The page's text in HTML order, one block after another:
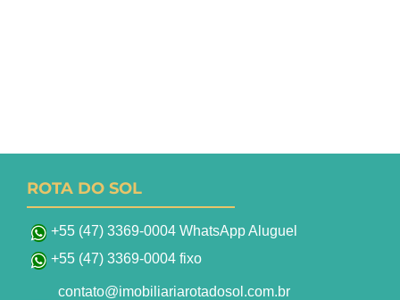
ROTA DO SOL
+55 (47) 3369-0004 WhatsApp Aluguel
+55 (47) 3369-0004 fixo
contato@imobiliariarotadosol.com.br